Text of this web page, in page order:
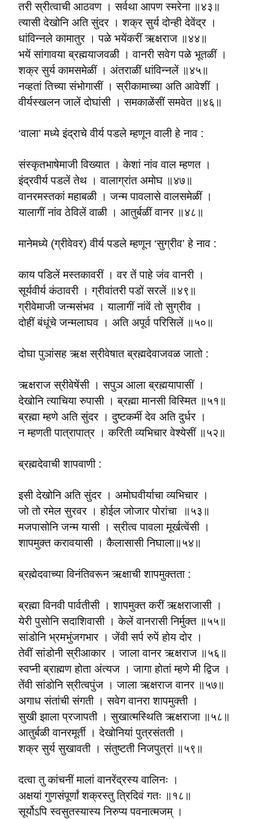
तरी स्रीत्वाची आठवण । सर्वथा आपण स्मरेना ॥४३॥
त्यासी देखोनि अति सुंदर । शक्र सुर्य दोन्ही देवेंद्र ।
धांविन्नले कामातुर । पळे भयेंकरीं ऋक्षराज ॥४४॥
भयें सांगावया ब्रह्मयाजवळी । वानरी सवेग पळे भूतळीं ।
शक्र सुर्य कामसमेळीं । अंतराळीं धांविन्नलें ॥४५॥
नव्हतां तिच्या संभोगासीं । स्रीकामाच्या अति आवेशीं ।
वीर्यस्खलन जालें दोघांसी । समकाळेंसीं समवेत ॥४६॥
‘वाला’ मध्ये इंद्राचे वीर्य पडले म्हणून वाली हे नाव :
संस्कृतभाषेमाजी विख्यात । केशां नांव वाल म्हणत ।
इंद्रवीर्य पडलें तेथ । वालाग्रांत अमोघ ॥४७॥
वानरमस्तकां महाबळी । जन्म पावलासे वालसमेळीं ।
यालागीं नांव ठेविलें वाळी । आतुर्बळीं वानर ॥४८॥
मानेमध्ये (ग्रीवेवर) वीर्य पडले म्हणून ‘सुग्रीव’ हे नाव :
काय पडिलें मस्तकावरीं । वर तें पाहे जंव वानरी ।
सूर्यवीर्य कंठावरी । ग्रीवांतरी पडों सरलें ॥४९॥
ग्रीवेमाजी जन्मसंभव । यालागीं नांवें तो सुग्रीव ।
दोहीं बंधूंचे जन्मलाघव । अति अपूर्व परिसिलें ॥५०॥
दोघा पुञांसह ऋक्ष स्रीवेषात ब्रह्मदेवाजवळ जातो :
ऋक्षराज स्रीवेषेंसी । सपुञ आला ब्रह्मयापासीं ।
देखोनि त्याचिया रुपासी । ब्रह्मा मानसी विस्मित ॥५१॥
ब्रह्मा म्हणे अति सुंदर । दुष्टकर्मी देव अति दुर्धर ।
न म्हणती पात्रापात्र । करिती व्यभिचार वेश्येसीं ॥५२॥
ब्रह्मदेवाची शापवाणी :
इसी देखोनि अति सुंदर । अमोघवीर्याचा व्यभिचार ।
जो तो रमेल सुरवर । होईल जोजार पोरांचा ॥५३॥
मजपासोनि जन्म यासी । स्रीत्व पावला मूर्खत्वेंसी ।
शापमुक्त करावयासी । कैलासासी निघाला॥५४॥
ब्रह्मेदवाच्या विनंतिवरून ऋक्षाची शापमुक्तता :
ब्रह्मा विनवी पार्वतीसी । शापमुक्त करीं ऋक्षराजासी ।
येरी पुसोनि सदाशिवासी । केलें वानरासी निर्मुक्त ॥५५॥
सांडोनि भ्रमभुंजगभार । जेंवी सर्प रुपें होय दोर ।
तेवीं सांडोनी स्रीआकार । जाला वानर ऋक्षराज ॥५६॥
स्वप्नी ब्राह्मण होता अंत्यज । जागा होतां म्हणे मी द्विज ।
तेंवी सांडोनि स्रीत्वपुंज । जाला ऋक्षराज वानर ॥५७॥
अगाध संतांची संगती । सवेग वानरा शापमुक्ती ।
सुखी झाला प्रजापती । सुखात्मस्थिति ऋक्षराजा ॥५८॥
आतुर्बळी वानरमूर्ती । देखोनियां पुत्रसंतती ।
शक्र सुर्य सुखावती । संतुष्टती निजपुत्रां ॥५९॥
दत्वा तु कांचनीं मालां वानरेंद्रस्य वालिनः ।
अक्षयां गुणसंपूर्णां शक्रस्तु त्रिदिवं गतः ॥१८॥
सूर्योऽपि स्वसुतस्यास्य निरुप्य पवनात्मजम् ।